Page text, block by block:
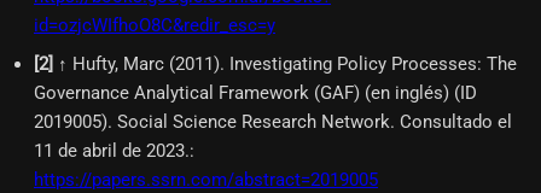
id=ozjcWIfhoO8C&redir_esc=y
2] ↑ Hufty, Marc (2011). Investigating Policy Processes: The
Governance Analytical Framework (GAF) (en inglés) (ID
2019005). Social Science Research Network. Consultado el
11 de abril de 2023.:
https://papers.ssrn.com/abstract=2019005